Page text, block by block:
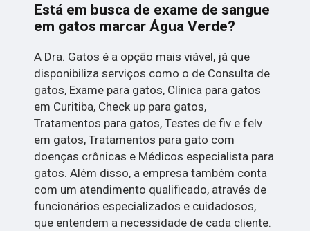
Está em busca de exame de sangue
em gatos marcar Água Verde?
A Dra. Gatos é a opção mais viável, já que
disponibiliza serviços como o de Consulta de
gatos, Exame para gatos, Clínica para gatos
em Curitiba, Check up para gatos,
Tratamentos para gatos, Testes de fiv e felv
em gatos, Tratamentos para gato com
doenças crônicas e Médicos especialista para
gatos. Além disso, a empresa também conta
com um atendimento qualificado, através de
funcionários especializados e cuidadosos,
que entendem a necessidade de cada cliente.